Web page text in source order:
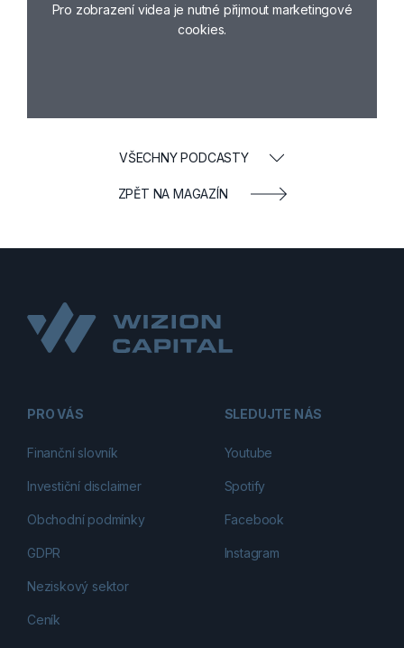
Pro zobrazení videa je nutné přijmout marketingové
cookies.
VŠECHNY PODCASTY
ZPĚT NA MAGAZÍN
PRO VÁS
Finanční slovník
Investiční disclaimer
Obchodní podmínky
GDPR
Neziskový sektor
Ceník
SLEDUJTE NÁS
Youtube
Spotify
Facebook
Instagram